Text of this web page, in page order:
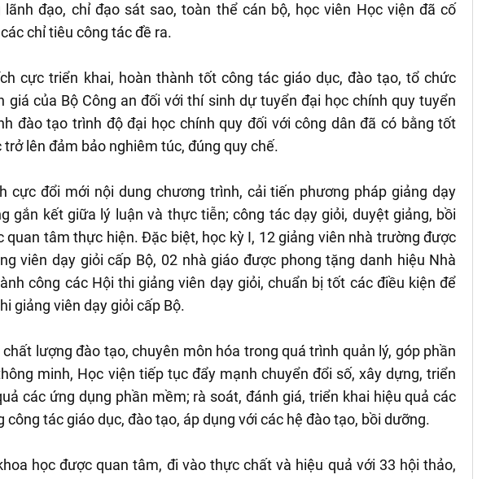
đạo, chỉ đạo sát sao, toàn thể cán bộ, học viên Học viện đã cố
chỉ tiêu công tác đề ra.
cực triển khai, hoàn thành tốt công tác giáo dục, đào tạo, tổ chức
giá của Bộ Công an đối với thí sinh dự tuyển đại học chính quy tuyển
đào tạo trình độ đại học chính quy đối với công dân đã có bằng tốt
lên đảm bảo nghiêm túc, đúng quy chế.
cực đổi mới nội dung chương trình, cải tiến phương pháp giảng dạy
gắn kết giữa lý luận và thực tiễn; công tác dạy giỏi, duyệt giảng, bồi
quan tâm thực hiện. Đặc biệt, học kỳ I, 12 giảng viên nhà trường được
viên dạy giỏi cấp Bộ, 02 nhà giáo được phong tặng danh hiệu Nhà
công các Hội thi giảng viên dạy giỏi, chuẩn bị tốt các điều kiện để
giảng viên dạy giỏi cấp Bộ.
lượng đào tạo, chuyên môn hóa trong quá trình quản lý, góp phần
minh, Học viện tiếp tục đẩy mạnh chuyển đổi số, xây dựng, triển
các ứng dụng phần mềm; rà soát, đánh giá, triển khai hiệu quả các
công tác giáo dục, đào tạo, áp dụng với các hệ đào tạo, bồi dưỡng.
học được quan tâm, đi vào thực chất và hiệu quả với 33 hội thảo,